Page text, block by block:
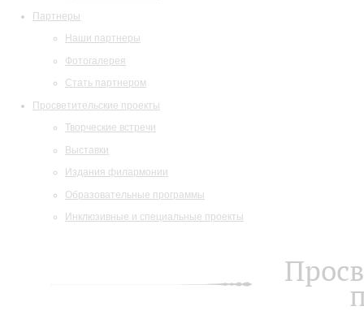
Партнеры
Наши партнеры
Фотогалерея
Стать партнером
Просветительские проекты
Творческие встречи
Выставки
Издания филармонии
Образовательные программы
Инклюзивные и специальные проекты